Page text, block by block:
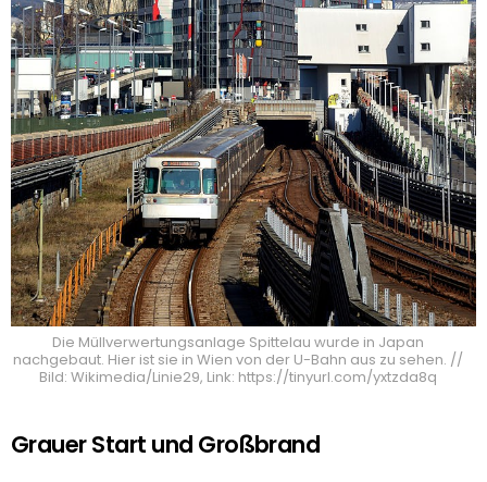
Die Müllverwertungsanlage Spittelau wurde in Japan
nachgebaut. Hier ist sie in Wien von der U-Bahn aus zu sehen. //
Bild: Wikimedia/Linie29, Link: https://tinyurl.com/yxtzda8q
Grauer Start und Großbrand